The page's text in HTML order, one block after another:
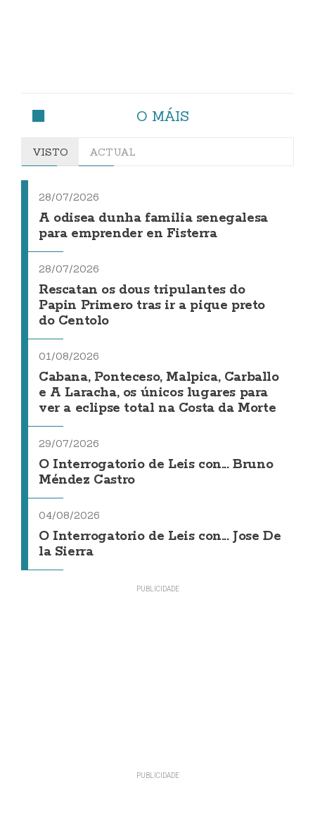
O MÁIS
VISTO ACTUAL
28/07/2026
A odisea dunha familia senegalesa
para emprender en Fisterra
28/07/2026
Rescatan os dous tripulantes do
Papin Primero tras ir a pique preto
do Centolo
01/08/2026
Cabana, Ponteceso, Malpica, Carballo
e A Laracha, os únicos lugares para
ver a eclipse total na Costa da Morte
29/07/2026
O Interrogatorio de Leis con... Bruno
Méndez Castro
04/08/2026
O Interrogatorio de Leis con... Jose De
la Sierra